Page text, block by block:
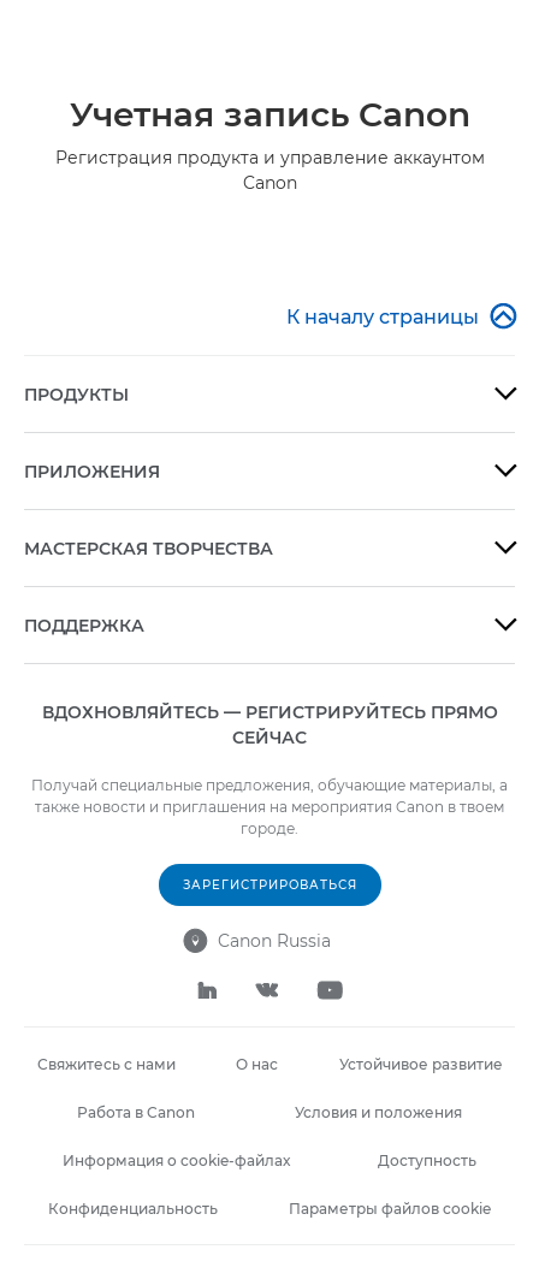
Учетная запись Canon
Регистрация продукта и управление аккаунтом
Canon
К началу страницы 
ПРОДУКТЫ 
ПРИЛОЖЕНИЯ 
МАСТЕРСКАЯ ТВОРЧЕСТВА 
ПОДДЕРЖКА 
ВДОХНОВЛЯЙТЕСЬ — РЕГИСТРИРУЙТЕСЬ ПРЯМО
СЕЙЧАС
Получай специальные предложения, обучающие материалы, а
также новости и приглашения на мероприятия Canon в твоем
городе.
ЗАРЕГИСТРИРОВАТЬСЯ
 Canon Russia
  
Свяжитесь с нами О нас Устойчивое развитие
Работа в Canon Условия и положения
Информация о cookie-файлах Доступность
Конфиденциальность Параметры файлов cookie